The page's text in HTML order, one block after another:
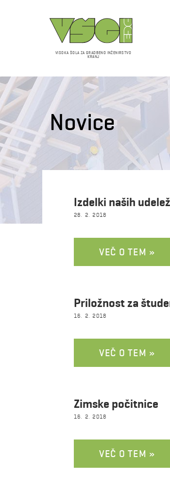
VISOKA ŠOLA ZA GRADBENO INŽENIRSTVO
KRANJ
Novice
Izdelki naših
28. 2. 2018
VEČ O TEM »
Priložnost za
16. 2. 2018
VEČ O TEM »
Zimske počitnice
16. 2. 2018
VEČ O TEM »